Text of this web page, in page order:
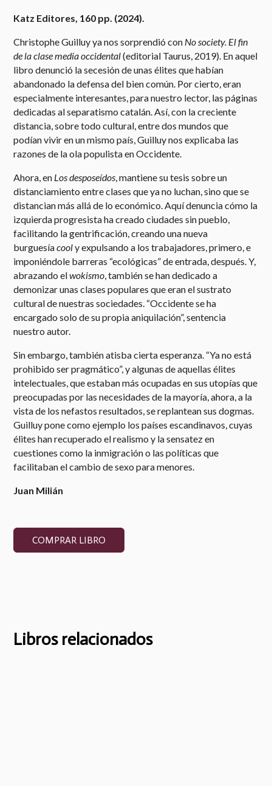
Katz Editores, 160 pp. (2024).
Christophe Guilluy ya nos sorprendió con No society. El fin
de la clase media occidental(editorial Taurus, 2019). En aquel
libro denunció la secesión de unas élites que habían
abandonado la defensa del bien común. Por cierto, eran
especialmente interesantes, para nuestro lector, las páginas
dedicadas al separatismo catalán. Así, con la creciente
distancia, sobre todo cultural, entre dos mundos que
podían vivir en un mismo país, Guilluy nos explicaba las
razones de la ola populista en Occidente.
Ahora, en Los desposeídos, mantiene su tesis sobre un
distanciamiento entre clases que ya no luchan, sino que se
distancian más allá de lo económico. Aquí denuncia cómo la
izquierda progresista ha creado ciudades sin pueblo,
facilitando la gentrificación, creando una nueva
burguesíacooly expulsando a los trabajadores, primero, e
imponiéndole barreras “ecológicas” de entrada, después. Y,
abrazando elwokismo, también se han dedicado a
demonizar unas clases populares que eran el sustrato
cultural de nuestras sociedades. “Occidente se ha
encargado solo de su propia aniquilación”, sentencia
nuestro autor.
Sin embargo, también atisba cierta esperanza. “Ya no está
prohibido ser pragmático”, y algunas de aquellas élites
intelectuales, que estaban más ocupadas en sus utopías que
preocupadas por las necesidades de la mayoría, ahora, a la
vista de los nefastos resultados, se replantean sus dogmas.
Guilluy pone como ejemplo los países escandinavos, cuyas
élites han recuperado el realismo y la sensatez en
cuestiones como la inmigración o las políticas que
facilitaban el cambio de sexo para menores.
Juan Milián
COMPRAR LIBRO
Libros relacionados